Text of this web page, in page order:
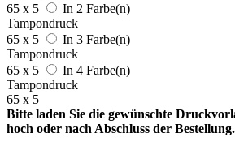
65 x 5
In 2 Farbe(n)
Tampondruck
65 x 5
In 3 Farbe(n)
Tampondruck
65 x 5
In 4 Farbe(n)
Tampondruck
65 x 5
Bitte laden Sie die gewünschte
hoch oder nach Abschluss der Bestellung.